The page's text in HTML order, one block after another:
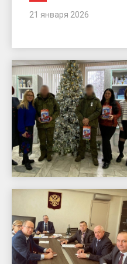
21 января 2026